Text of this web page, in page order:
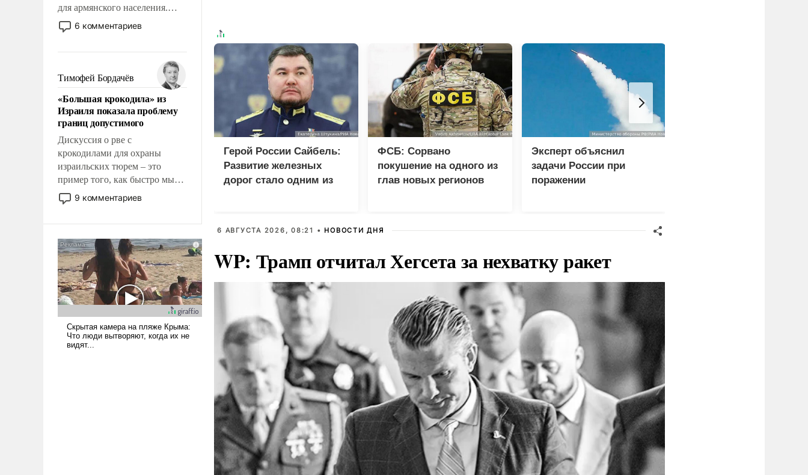
для армянского населения.
Мир, где этому населению все
должны просто по
политические прожекты будут
беспрекословно оплачиваться
за счет российских
налогоплательщиков и где за
свои поступки не нужно
отвечать.
6 комментариев
Тимофей Бордачёв
«Большая крокодила» из
Израиля показала проблему
границ допустимого
Дискуссия о рве с
крокодилами для охраны
израильских тюрем – это
пример того, как быстро мы
двигаемся по пути
революционных изменений.
псевдонаучной фантастики,
стало всерьез обсуждаемой
идеей.
9 комментариев
Герой России Сайбель:
Развитие железных
дорог стало одним из
ФСБ: Сорвано
покушение на одного из
глав новых регионов
Эксперт объяснил
задачи России при
поражении
6 АВГУСТА 2026, 08:21 • НОВОСТИ ДНЯ
WP: Трамп отчитал Хегсета за нехватку ракет